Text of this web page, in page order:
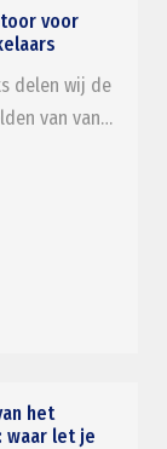
voor
delen wij de
van van…
het
waar let je